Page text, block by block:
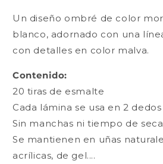
Un diseño ombré de color
blanco, adornado con una
con detalles en color malva.
Contenido:
20 tiras de esmalte
Cada lámina se usa en 2 dedos
Sin manchas ni tiempo de
Se mantienen en uñas
acrílicas, de gel....